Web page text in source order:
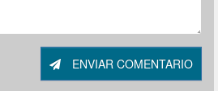
ENVIAR COMENTARIO